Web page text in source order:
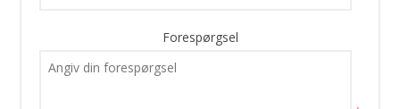
Forespørgsel